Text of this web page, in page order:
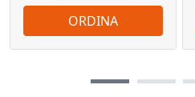
ORDINA